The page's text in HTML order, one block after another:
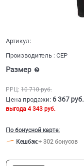
Артикул:
Производитель : CEP
Размер
РРЦ: 10 710 руб.
Цена продажи: 6 367 руб.
выгода 4 343 руб.
По бонусной карте:
Кешбэк:+ 302 бонусов